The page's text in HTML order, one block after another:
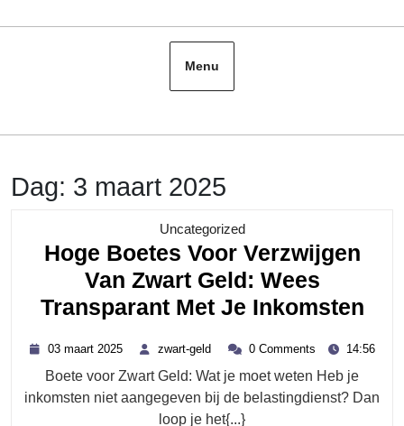
Menu
Dag: 3 maart 2025
UncategorizedCategory
Hoge Boetes Voor Verzwijgen
Van Zwart Geld: Wees
Transparant Met Je Inkomsten
03 maart 2025
2025
zwart-geld
zwart- 0 Comments 14:56
Boete voor Zwart Geld: Wat je moet weten Heb je
inkomsten niet aangegeven bij de belastingdienst? Dan
loop je het{...}